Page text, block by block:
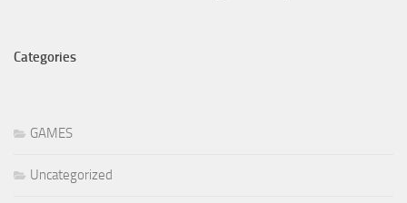
Categories
GAMES
Uncategorized